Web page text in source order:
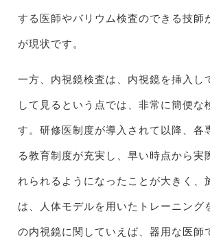
する医師やバリウム検査のできる技師
が現状です。
一方、内視鏡検査は、内視鏡を挿入し
して見るという点では、非常に簡便な
す。研修医制度が導入されて以降、各
る教育制度が充実し、早い時点から実
れられるようになったことが大きく、
は、人体モデルを用いたトレーニング
の内視鏡に関していえば、器用な医師